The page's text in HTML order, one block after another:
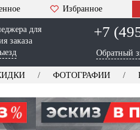
Избранное
для
заказа
+7
Обратный
ФОТОГРАФИИ